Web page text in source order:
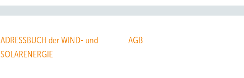
ADRESSBUCH der WIND- und
SOLARENERGIE
AGB